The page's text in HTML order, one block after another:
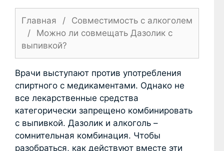
Главная /
Совместимость с алкоголем
/
Можно ли совмещать Дазолик с
выпивкой?
Врачи выступают против употребления
спиртного с медикаментами. Однако не
все лекарственные средства
категорически запрещено комбинировать
с выпивкой. Дазолик и алкоголь –
сомнительная комбинация. Чтобы
разобраться, как действуют вместе эти